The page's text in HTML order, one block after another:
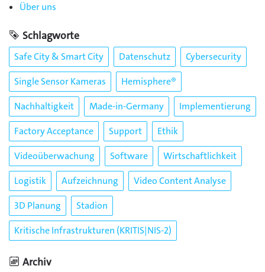
Über uns
Schlagworte
Safe City & Smart City Datenschutz
Cybersecurity
Single Sensor Kameras
Hemisphere®
Nachhaltigkeit
Made-in-Germany
Implementierung
Factory Acceptance
Support
Ethik
Videoüberwachung
Software
Wirtschaftlichkeit
Logistik
Aufzeichnung
Video Content Analyse
3D Planung
Stadion
Kritische Infrastrukturen (KRITIS|NIS-2)
Archiv